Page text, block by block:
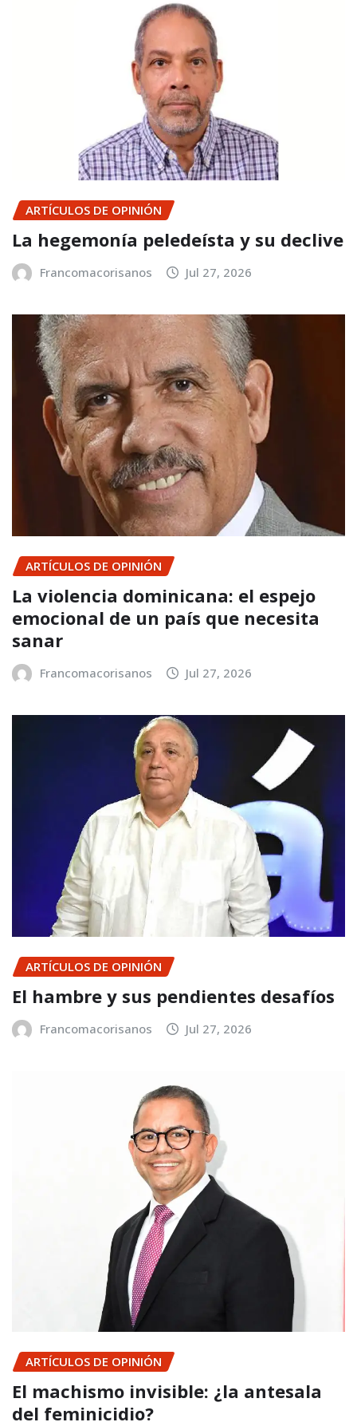
ARTÍCULOS DE OPINIÓN
La hegemonía peledeísta y su declive
Francomacorisanos Jul 27, 2026
ARTÍCULOS DE OPINIÓN
La violencia dominicana: el espejo
emocional de un país que necesita
sanar
Francomacorisanos Jul 27, 2026
ARTÍCULOS DE OPINIÓN
El hambre y sus pendientes desafíos
Francomacorisanos Jul 27, 2026
ARTÍCULOS DE OPINIÓN
El machismo invisible: ¿la antesala
del feminicidio?